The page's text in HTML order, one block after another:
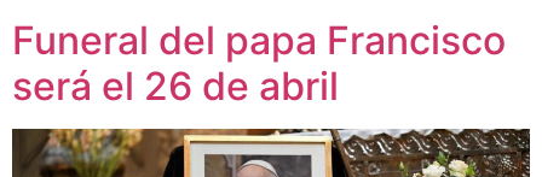
Funeral del papa Francisco
será el 26 de abril